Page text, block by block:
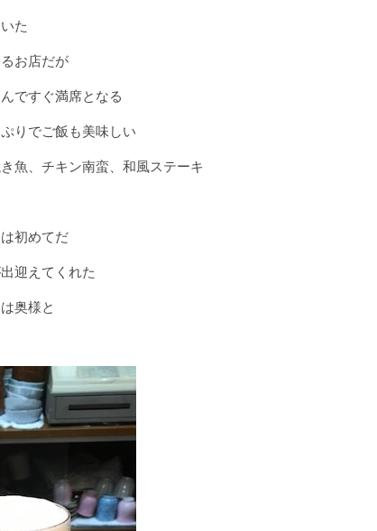
た
お店だが
ですぐ満席となる
りでご飯も美味しい
魚、チキン南蛮、和風ステーキ
初めてだ
迎えてくれた
奥様と